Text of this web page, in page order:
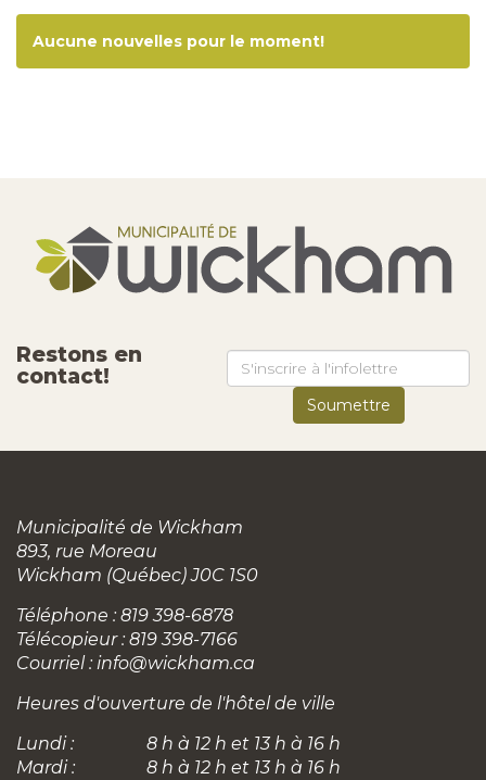
Aucune nouvelles pour le moment!
Restons en
contact!
Municipalité de Wickham
893, rue Moreau
Wickham (Québec) J0C 1S0
Téléphone : 819 398-6878
Télécopieur : 819 398-7166
Courriel : info@wickham.ca
Heures d'ouverture de l'hôtel de ville
Lundi :
8 h à 12 h et 13 h à 16 h
Mardi :
8 h à 12 h et 13 h à 16 h